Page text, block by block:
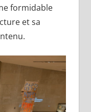
formidable
et sa